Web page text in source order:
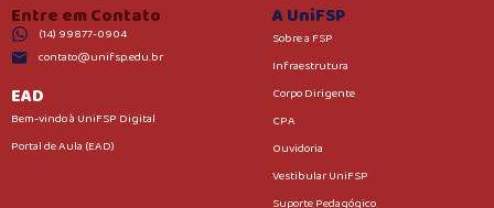
Entre em Contato
(14) 99877-0904
contato@unifsp.edu.br
EAD
Bem-vindo à UniFSP Digital
Portal de Aula (EAD)
A UniFSP
Sobre a FSP
Infraestrutura
Corpo Dirigente
CPA
Ouvidoria
Vestibular UniFSP
Suporte Pedagógico